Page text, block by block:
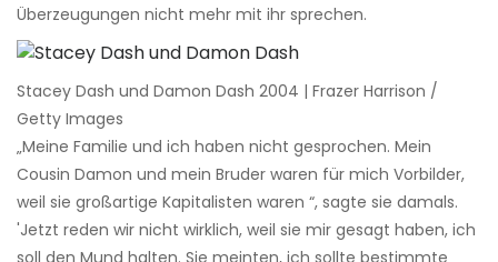
Überzeugungen nicht mehr mit ihr sprechen.
Stacey Dash und Damon Dash 2004 | Frazer Harrison /
Getty Images
„Meine Familie und ich haben nicht gesprochen. Mein
Cousin Damon und mein Bruder waren für mich Vorbilder,
weil sie großartige Kapitalisten waren “, sagte sie damals.
'Jetzt reden wir nicht wirklich, weil sie mir gesagt haben, ich